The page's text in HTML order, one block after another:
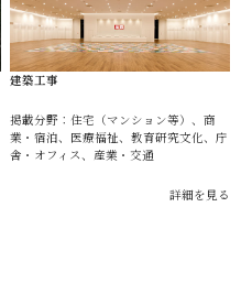
建築工事
掲載分野：住宅（マンション等）、商
業・宿泊、医療福祉、教育研究文化、庁
舎・オフィス、産業・交通
詳細を見る